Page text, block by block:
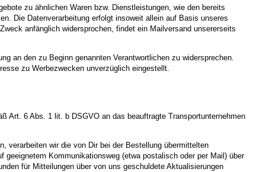
zu ähnlichen Waren bzw. Dienstleistungen, wie den bereits
Die Datenverarbeitung erfolgt insoweit allein auf Basis unseres
anfänglich widersprochen, findet ein Mailversand unsererseits
an den zu Beginn genannten Verantwortlichen zu widersprechen.
zu Werbezwecken unverzüglich eingestellt.
Art. 6 Abs. 1 lit. b DSGVO an das beauftragte Transportunternehmen
verarbeiten wir die von Dir bei der Bestellung übermittelten
Kommunikationsweg (etwa postalisch oder per Mail) über
für Mitteilungen über von uns geschuldete Aktualisierungen